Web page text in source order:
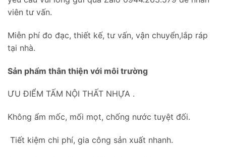
viên tư vấn.
Miễn phí đo đạc, thiết kế, tư vấn, vận chuyển,lắp ráp
tại nhà.
Sản phẩm thân thiện với môi trường
ƯU ĐIỂM TẤM NỘI THẤT NHỰA .
Không ẩm mốc, mối mọt, chống nước tuyệt đối.
Tiết kiệm chi phí, gia công sản xuất nhanh.